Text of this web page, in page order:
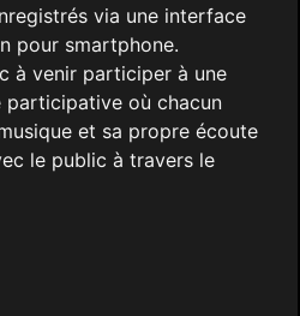
via une interface
pour smartphone.
à venir participer à une
où chacun
et sa propre écoute
le public à travers le